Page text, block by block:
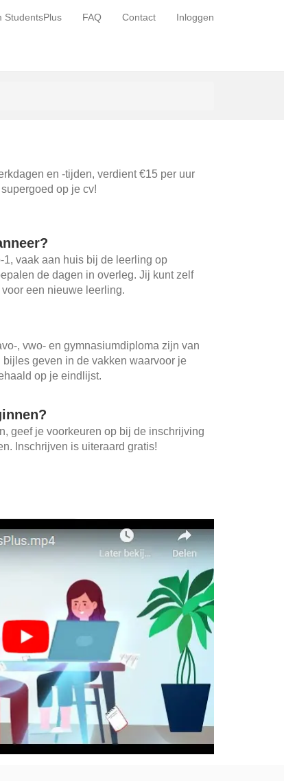
StudentsPlus FAQ Contact Inloggen
en -tijden, verdient €15 per uur
op je cv!
1, vaak aan huis bij de leerling op
de dagen in overleg. Jij kunt zelf
een nieuwe leerling.
, vwo- en gymnasiumdiploma zijn van
bijles geven in de vakken waarvoor je
op je eindlijst.
geef je voorkeuren op bij de inschrijving
Inschrijven is uiteraard gratis!